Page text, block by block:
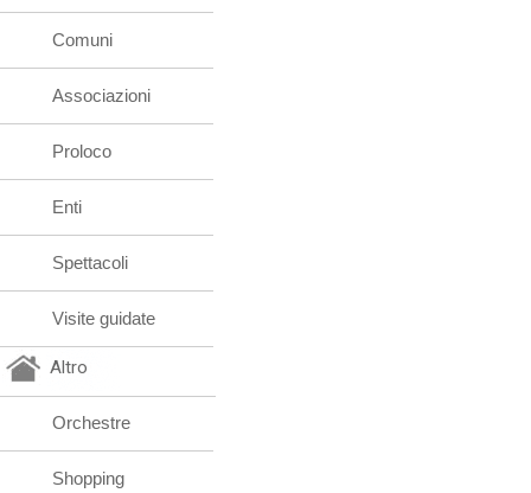
Comuni
Associazioni
Proloco
Enti
Spettacoli
Visite guidate
Altro
Orchestre
Shopping